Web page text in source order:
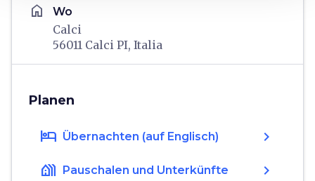
home Wo
Calci
56011 Calci PI, Italia
Planen
hotel Übernachten (auf Englisch) chevron_right
holiday_village Pauschalen und Unterkünfte chevron_right